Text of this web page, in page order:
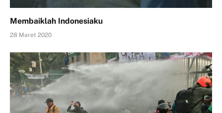
Membaiklah Indonesiaku
28 Maret 2020